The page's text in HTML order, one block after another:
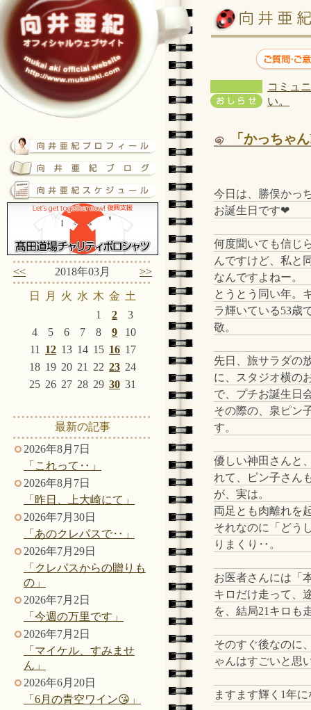
<< 2018年03月 >>
日 月 火 水 木 金 土
1
2
3
4
5 6 7 8 9
10
11
12 13 14 15 16 17
18 19 20 21 22 23 24
25 26 27 28 29 30 31
最新の記事
2026年8月7日
「これって‥」
2026年8月7日
「昨日、上大崎にて」
2026年7月30日
「あのクレパスで‥」
2026年7月29日
「クレパスからの贈りも
の」
2026年7月2日
「今週の万里です」
2026年7月2日
「マイケル、すみませ
ん」
2026年6月20日
「6月の青空ワイン😘」
コミュ
い。
「かっちゃ
今日は、勝俣かっ
お誕生日です❤
何度聞いても信じ
んですけど、私と
なんですよねー。
とうとう同い年。
ラ輝いている53歳
敬。
先日、旅サラダの
に、スタジオ横の
で、プチお誕生日
その際の、泉ピン
す。
優しい神田さんと
れて、ピン子さん
が、実は。
両足とも肉離れを
それなのに「どう
りまくり‥。
お医者さんには「
キロだけ走って、
を、結局21キロも
そのすぐ後なのに
ゃんはすごいと思
ますます輝く1年